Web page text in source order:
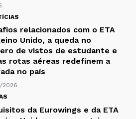
relacionados com o ETA
Unido, a queda no
de vistos de estudante e
rotas aéreas redefinem a
no país
2026
da Eurowings e da ETA